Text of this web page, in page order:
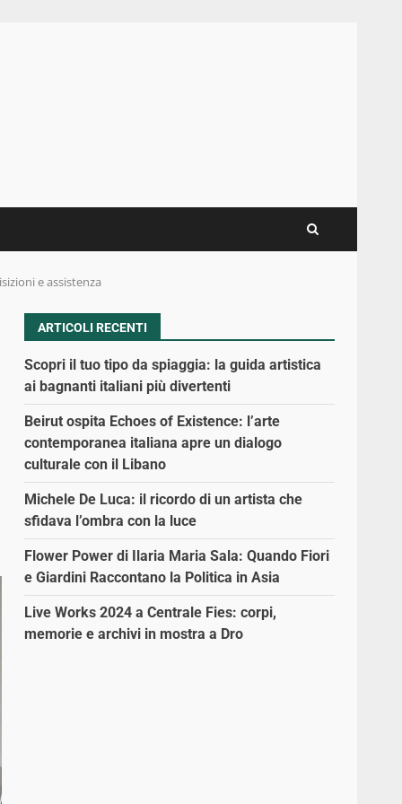
e assistenza
ARTICOLI RECENTI
Scopri il tuo tipo da spiaggia: la guida artistica
ai bagnanti italiani più divertenti
Beirut ospita Echoes of Existence: l’arte
contemporanea italiana apre un dialogo
culturale con il Libano
Michele De Luca: il ricordo di un artista che
sfidava l’ombra con la luce
Flower Power di Ilaria Maria Sala: Quando Fiori
e Giardini Raccontano la Politica in Asia
Live Works 2024 a Centrale Fies: corpi,
memorie e archivi in mostra a Dro